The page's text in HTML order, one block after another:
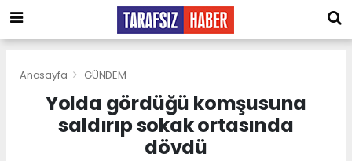
Anasayfa GÜNDEM
Yolda gördüğü komşusuna
saldırıp sokak ortasında
dövdü